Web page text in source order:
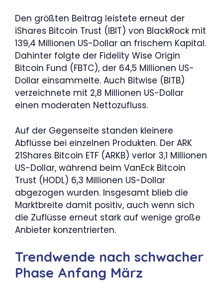
Den größten Beitrag leistete erneut der
iShares Bitcoin Trust (IBIT) von BlackRock mit
139,4 Millionen US-Dollar an frischem Kapital.
Dahinter folgte der Fidelity Wise Origin
Bitcoin Fund (FBTC), der 64,5 Millionen US-
Dollar einsammelte. Auch Bitwise (BITB)
verzeichnete mit 2,8 Millionen US-Dollar
einen moderaten Nettozufluss.
Auf der Gegenseite standen kleinere
Abflüsse bei einzelnen Produkten. Der ARK
21Shares Bitcoin ETF (ARKB) verlor 3,1 Millionen
US-Dollar, während beim VanEck Bitcoin
Trust (HODL) 6,3 Millionen US-Dollar
abgezogen wurden. Insgesamt blieb die
Marktbreite damit positiv, auch wenn sich
die Zuflüsse erneut stark auf wenige große
Anbieter konzentrierten.
Trendwende nach schwacher
Phase Anfang März